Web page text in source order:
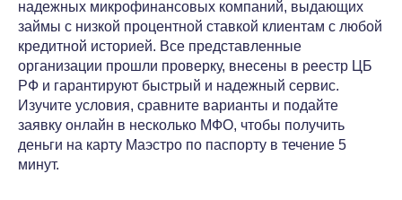
надежных микрофинансовых компаний, выдающих
займы с низкой процентной ставкой клиентам с любой
кредитной историей. Все представленные
организации прошли проверку, внесены в реестр ЦБ
РФ и гарантируют быстрый и надежный сервис.
Изучите условия, сравните варианты и подайте
заявку онлайн в несколько МФО, чтобы получить
деньги на карту Маэстро по паспорту в течение 5
минут.